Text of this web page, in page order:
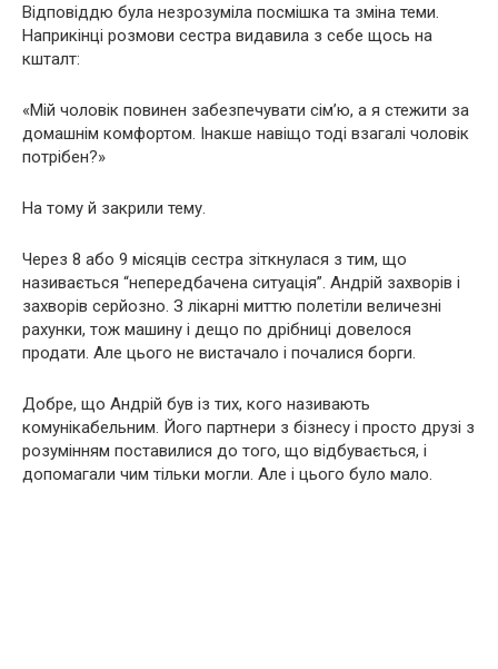
Відповіддю була незрозуміла посмішка та зміна теми.
Наприкінці розмови сестра видавила з себе щось на
кшталт:
«Мій чоловік повинен забезпечувати сім’ю, а я стежити за
домашнім комфортом. Інакше навіщо тоді взагалі чоловік
потрібен?»
На тому й закрили тему.
Через 8 або 9 місяців сестра зіткнулася з тим, що
називається “непередбачена ситуація”. Андрій захворів і
захворів серйозно. З лікарні миттю полетіли величезні
рахунки, тож машину і дещо по дрібниці довелося
продати. Але цього не вистачало і почалися борги.
Добре, що Андрій був із тих, кого називають
комунікабельним. Його партнери з бізнесу і просто друзі з
розумінням поставилися до того, що відбувається, і
допомагали чим тільки могли. Але і цього було мало.